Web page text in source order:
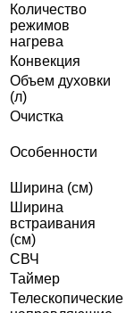
Количество
режимов
нагрева
Конвекция
Объем духовки
(л)
Очистка
Особенности
Ширина (см)
Ширина
встраивания
(см)
СВЧ
Таймер
Телескопические